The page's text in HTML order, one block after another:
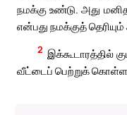
நமக்கு உண்டு. அது
என்பது நமக்குத்
2 இக்கூடாரத்தில்
வீட்டைப் பெற்றுக் கொள்ள